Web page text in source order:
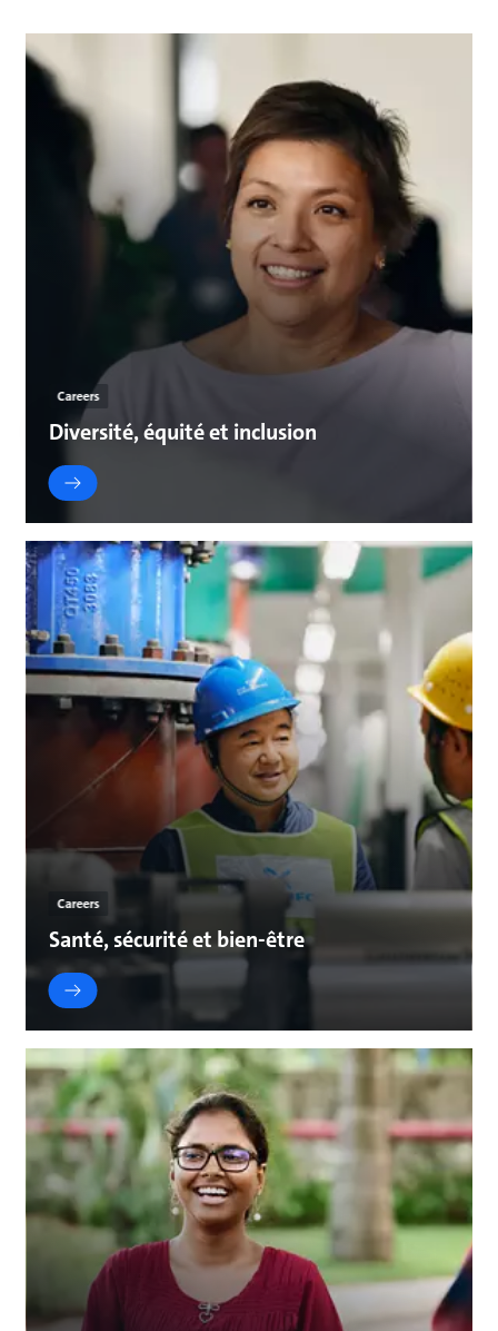
Careers
Diversité, équité et inclusion
Careers
Santé, sécurité et bien-être